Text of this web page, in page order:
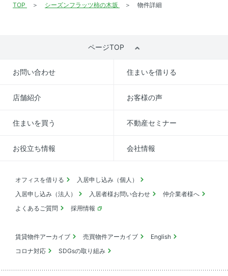
TOP シーズンフラッツ柿の木坂 物件詳細
ページTOP
お問い合わせ 住まいを借りる
店舗紹介 お客様の声
住まいを買う 不動産セミナー
お役立ち情報 会社情報
オフィスを借りる
入居申し込み（個人）
入居申し込み（法人）
入居者様お問い合わせ
仲介業者様へ
よくあるご質問
採用情報
賃貸物件アーカイブ 売買物件アーカイブ
English
コロナ対応
SDGsの取り組み